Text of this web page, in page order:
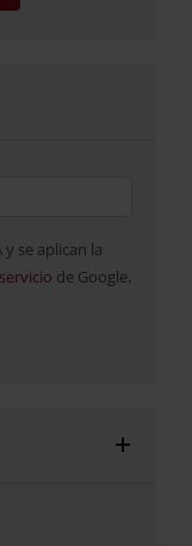
se aplican la
de Google.